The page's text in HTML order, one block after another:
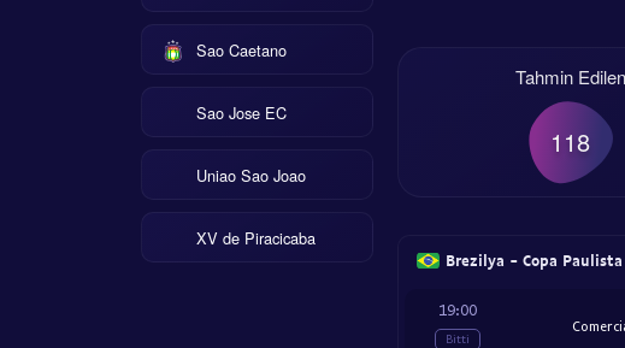
Sao Caetano
Sao Jose EC
Uniao Sao Joao
XV de Piracicaba
Tahmin Edilen
118
Brezilya - Copa
19:00
Bitti